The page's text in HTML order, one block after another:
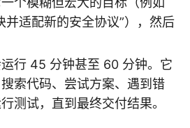
并适配新的安全协议”），然后
行 45 分钟甚至 60 分钟。它
索代码、尝试方案、遇到错
测试，直到最终交付结果。